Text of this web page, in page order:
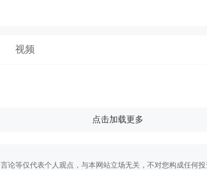
视频
点击加载更多
论等仅代表个人观点，与本网站立场无关，不对您构成任何